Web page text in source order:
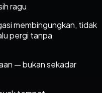
ragu
membingungkan, tidak
pergi tanpa
— bukan sekadar